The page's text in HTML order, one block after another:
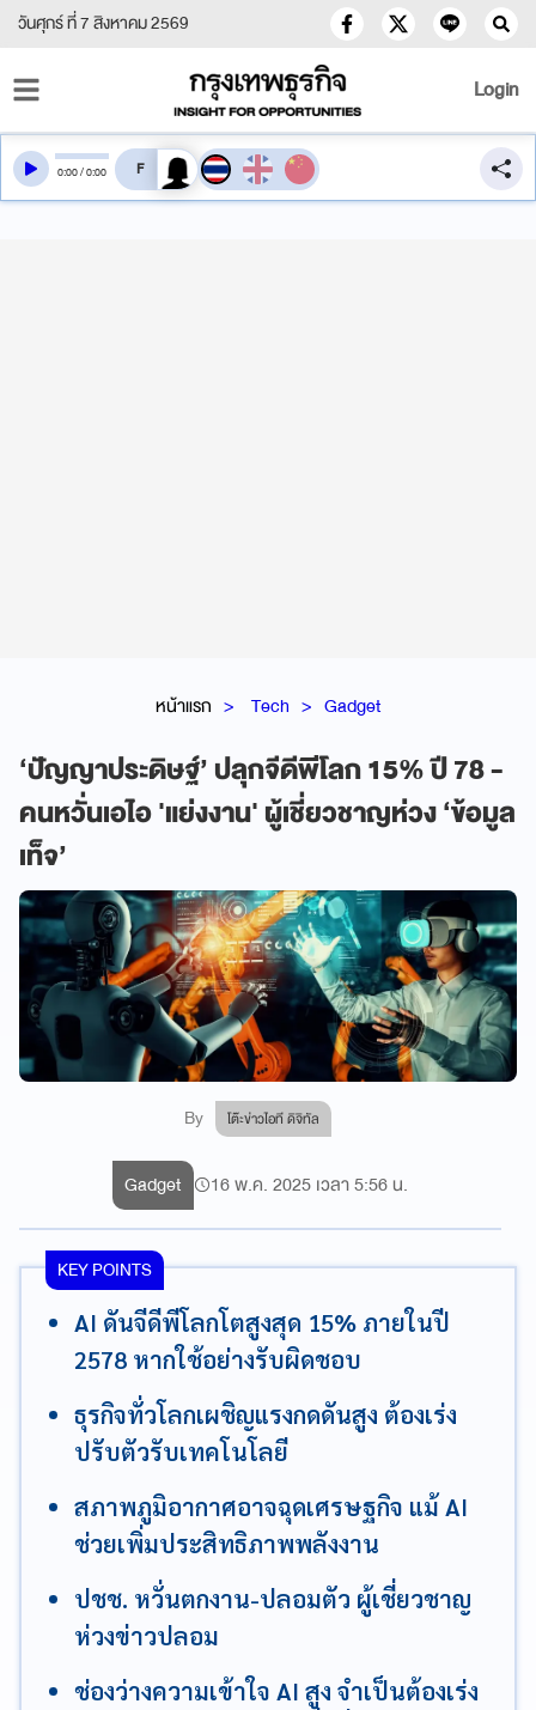
วันศุกร์ ที่ 7 สิงหาคม 2569
Login
หน้าแรก Tech Gadget
‘ปัญญาประดิษฐ์’ ปลุกจีดีพีโลก 15% ปี 78 -
คนหวั่นเอไอ 'แย่งงาน' ผู้เชี่ยวชาญห่วง ‘ข้อมูล
เท็จ’
By โต๊ะข่าวไอที ดิจิทัล
0:00/0:00 สลับเสียงอ่าน
Gadget 16 พ.ค. 2025 เวลา 5:56 น.
KEY POINTS
AI ดันจีดีพีโลกโตสูงสุด 15% ภายในปี
2578 หากใช้อย่างรับผิดชอบ
ธุรกิจทั่วโลกเผชิญแรงกดดันสูง ต้องเร่ง
ปรับตัวรับเทคโนโลยี
สภาพภูมิอากาศอาจฉุดเศรษฐกิจ แม้ AI
ช่วยเพิ่มประสิทธิภาพพลังงาน
ปชช. หวั่นตกงาน-ปลอมตัว ผู้เชี่ยวชาญ
ห่วงข่าวปลอม
ช่องว่างความเข้าใจ AI สูง จำเป็นต้องเร่ง